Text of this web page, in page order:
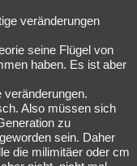
veränderungen
seine Flügel von
haben. Es ist aber
Also müssen sich
zu
sein. Daher
die milimitäer oder cm